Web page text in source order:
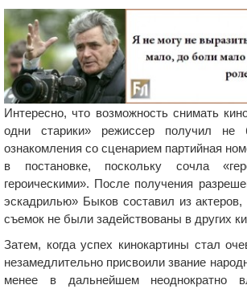
Интересно, что возможность снимать
одни старики» режиссер получил не
ознакомления со сценарием партийная
в постановке, поскольку сочла
героическими». После получения
эскадрилью» Быков составил из
съемок не были задействованы в других
Затем, когда успех кинокартины стал
незамедлительно присвоили звание
менее в дальнейшем неоднократно